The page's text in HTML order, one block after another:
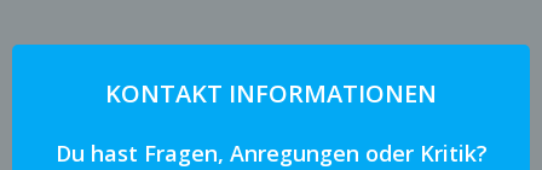
KONTAKT INFORMATIONEN
Du hast Fragen, Anregungen oder Kritik?